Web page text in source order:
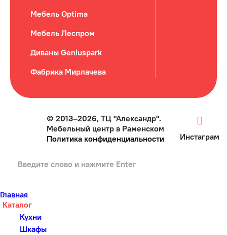
Мебель Optima
Мебель Леспром
Диваны Geniuspark
Фабрика Мирлачева
© 2013–2026, ТЦ "Александр".
Мебельный центр в Раменском
Политика конфиденциальности
Инстаграм
Главная
Каталог
Кухни
Шкафы